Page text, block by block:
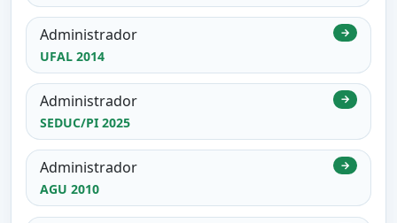
Administrador
UFAL 2014
→
Administrador
SEDUC/PI 2025
→
Administrador
AGU 2010
→